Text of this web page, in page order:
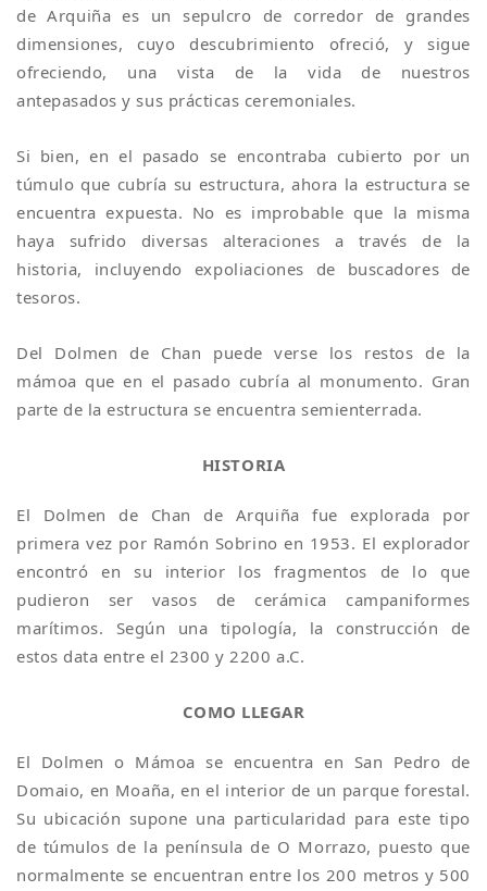
de Arquiña es un sepulcro de corredor de grandes
dimensiones, cuyo descubrimiento ofreció, y sigue
ofreciendo, una vista de la vida de nuestros
antepasados y sus prácticas ceremoniales.
Si bien, en el pasado se encontraba cubierto por un
túmulo que cubría su estructura, ahora la estructura se
encuentra expuesta. No es improbable que la misma
haya sufrido diversas alteraciones a través de la
historia, incluyendo expoliaciones de buscadores de
tesoros.
Del Dolmen de Chan puede verse los restos de la
mámoa que en el pasado cubría al monumento. Gran
parte de la estructura se encuentra semienterrada.
HISTORIA
El Dolmen de Chan de Arquiña fue explorada por
primera vez por Ramón Sobrino en 1953. El explorador
encontró en su interior los fragmentos de lo que
pudieron ser vasos de cerámica campaniformes
marítimos. Según una tipología, la construcción de
estos data entre el 2300 y 2200 a.C.
COMO LLEGAR
­El Dolmen o Mámoa se encuentra en San Pedro de
Domaio, en Moaña, en el interior de un parque forestal.
Su ubicación supone una particularidad para este tipo
de túmulos de la península de O Morrazo, puesto que
normalmente se encuentran entre los 200 metros y 500